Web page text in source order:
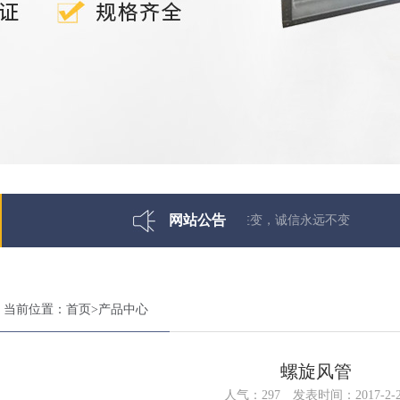
网站公告
诚信为本，市场永远在变，诚信永远不变
当前位置： 首页>产品中心
螺旋风管
人气： 297 发表时间：2017-2-